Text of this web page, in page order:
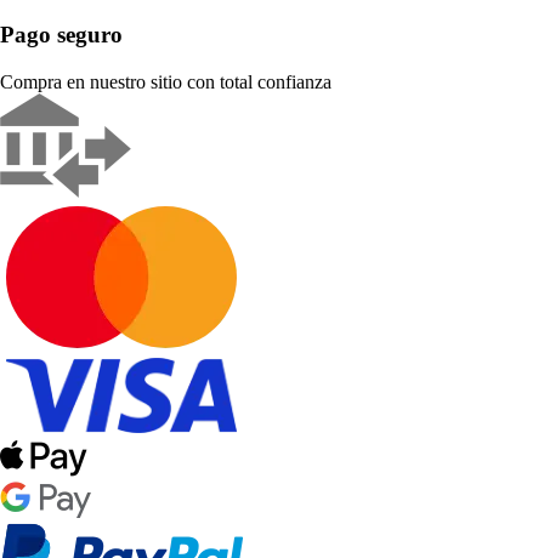
Pago seguro
Compra en nuestro sitio con total confianza